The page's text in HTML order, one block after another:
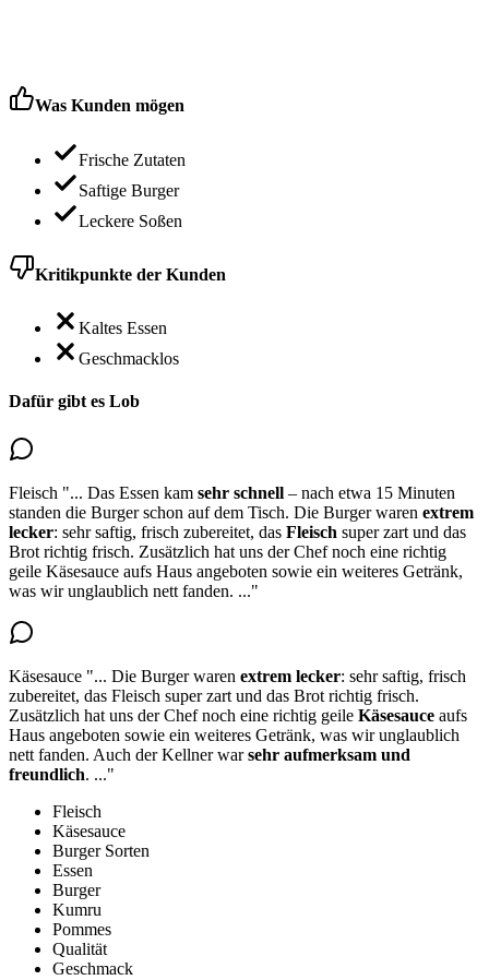
Was Kunden mögen
Frische Zutaten
Saftige Burger
Leckere Soßen
Kritikpunkte der Kunden
Kaltes Essen
Geschmacklos
Dafür gibt es Lob
Fleisch "... Das Essen kam sehr schnell – nach etwa 15 Minuten
standen die Burger schon auf dem Tisch. Die Burger waren extrem
lecker: sehr saftig, frisch zubereitet, das Fleisch super zart und das
Brot richtig frisch. Zusätzlich hat uns der Chef noch eine richtig
geile Käsesauce aufs Haus angeboten sowie ein weiteres Getränk,
was wir unglaublich nett fanden. ..."
Käsesauce "... Die Burger waren extrem lecker: sehr saftig, frisch
zubereitet, das Fleisch super zart und das Brot richtig frisch.
Zusätzlich hat uns der Chef noch eine richtig geile Käsesauce aufs
Haus angeboten sowie ein weiteres Getränk, was wir unglaublich
nett fanden. Auch der Kellner warsehr aufmerksam und
freundlich. ..."
Fleisch
Käsesauce
Burger Sorten
Essen
Burger
Kumru
Pommes
Qualität
Geschmack